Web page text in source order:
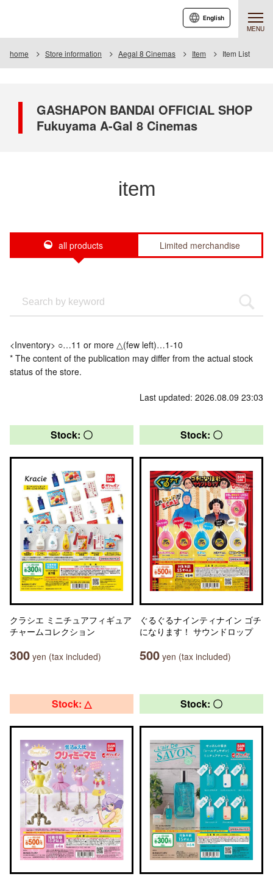
MENU
English
home Store information Aegal 8 Cinemas Item Item List
GASHAPON BANDAI OFFICIAL SHOP
Fukuyama A-Gal 8 Cinemas
item
all products Limited merchandise
<Inventory> ○…11 or more △(few left)…1-10
* The content of the publication may differ from the actual stock
status of the store.
Last updated: 2026.08.09 23:03
Stock: 〇
クラシエ ミニチュアフィギュア
チャームコレクション
300 yen (tax included)
Stock: 〇
ぐるぐるナインティナイン ゴチ
になります！ サウンドロップ
500 yen (tax included)
Stock: △ Stock: 〇